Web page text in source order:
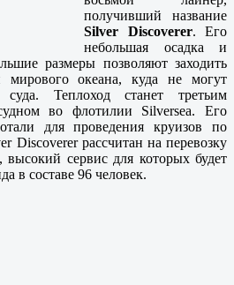
получивший название
Silver Discoverer. Его
небольшая осадка и
размеры позволяют заходить
мирового океана, куда не могут
Теплоход станет третьим
во флотилии Silversea. Его
для проведения круизов по
Discoverer рассчитан на перевозку
высокий сервис для которых будет
в составе 96 человек.